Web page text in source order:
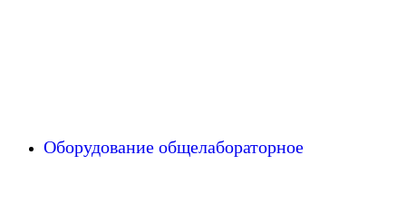
Оборудование общелабораторное